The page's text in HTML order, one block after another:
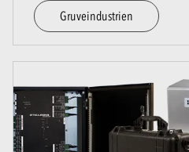
Gruveindustrien